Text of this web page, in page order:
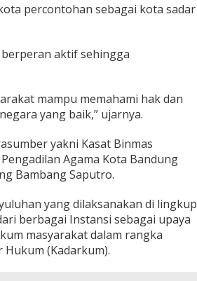
percontohan sebagai kota sadar
aktif sehingga
mampu memahami hak dan
yang baik,” ujarnya.
yakni Kasat Binmas
Agama Kota Bandung
Bambang Saputro.
yang dilaksanakan di lingkup
berbagai Instansi sebagai upaya
masyarakat dalam rangka
(Kadarkum).